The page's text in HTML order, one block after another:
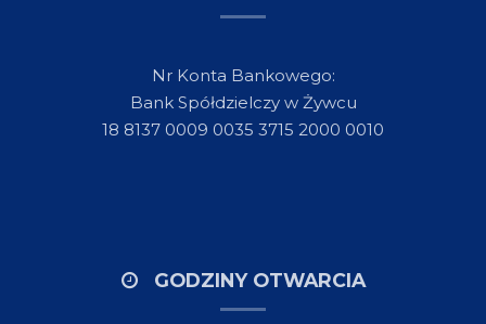
Nr Konta Bankowego:
Bank Spółdzielczy w Żywcu
18 8137 0009 0035 3715 2000 0010
GODZINY OTWARCIA